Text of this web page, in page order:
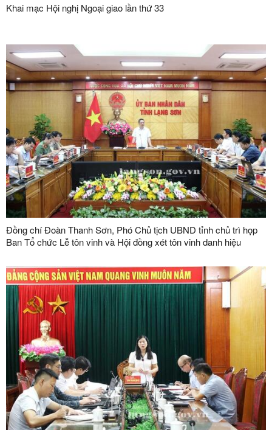
Khai mạc Hội nghị Ngoại giao lần thứ 33
Đồng chí Đoàn Thanh Sơn, Phó Chủ tịch UBND tỉnh chủ trì họp
Ban Tổ chức Lễ tôn vinh và Hội đồng xét tôn vinh danh hiệu
năm 2026